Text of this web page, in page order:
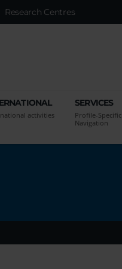
Research Centres
activities
SERVICES
Profile-Specific
Navigation